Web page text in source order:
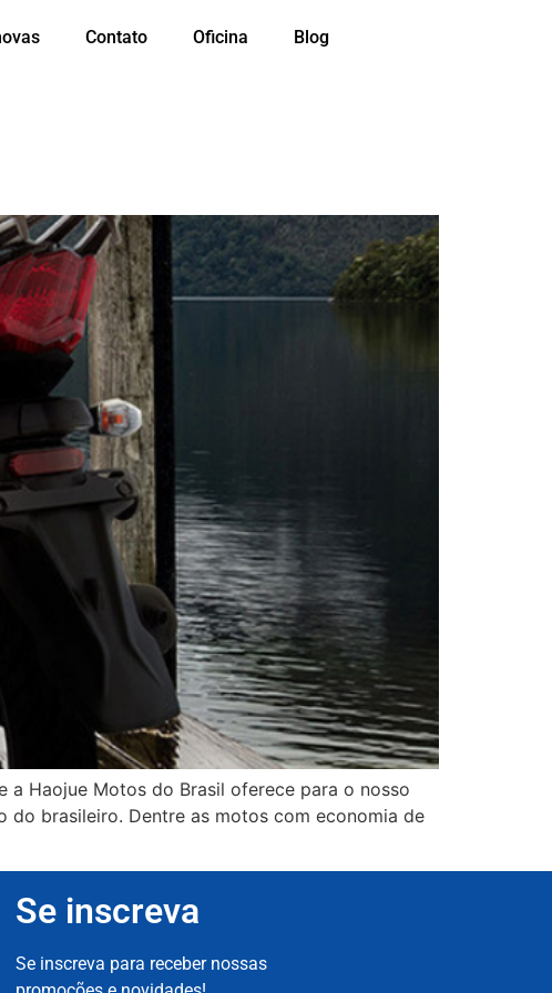
Contato Oficina Blog
Haojue Motos do Brasil oferece para o nosso
do brasileiro. Dentre as motos com economia de
Se inscreva
Se inscreva para receber nossas